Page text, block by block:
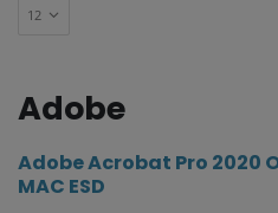
Adobe
Adobe Acrobat Pro 2020
MAC ESD